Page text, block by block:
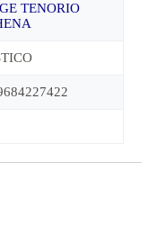
TENORIO